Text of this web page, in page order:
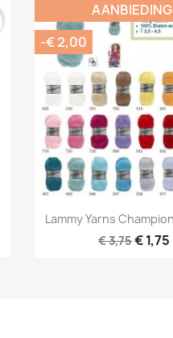
Snel
Lammy Yarns
€ 3,75€ 1,75
-€ 2,00